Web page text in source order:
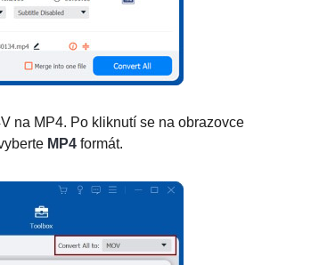
na MP4. Po kliknutí se na obrazovce
MP4 formát.